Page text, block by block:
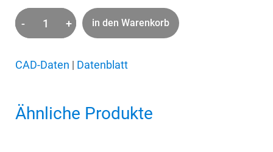
-
Palissade
+ in den Warenkorb
CAD-Daten | Datenblatt
Ähnliche Produkte